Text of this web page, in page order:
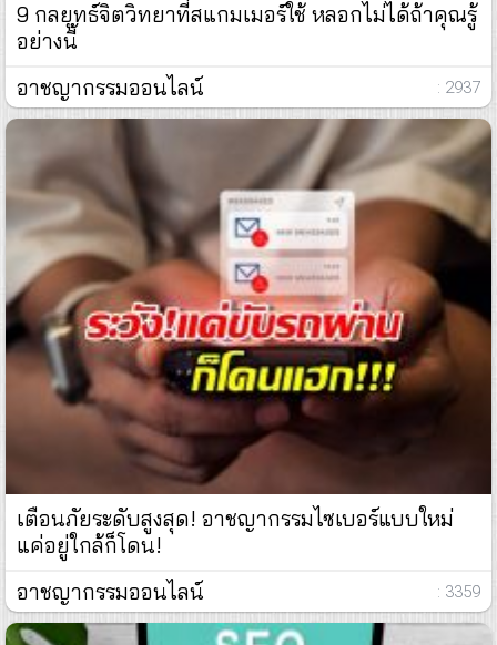
9 กลยุทธ์จิตวิทยาที่สแกมเมอร์ใช้ หลอกไม่ได้ถ้าคุณรู้
อย่างนี้
อาชญากรรมออนไลน์
: 2937
เตือนภัยระดับสูงสุด! อาชญากรรมไซเบอร์แบบใหม่
แค่อยู่ใกล้ก็โดน!
อาชญากรรมออนไลน์
: 3359